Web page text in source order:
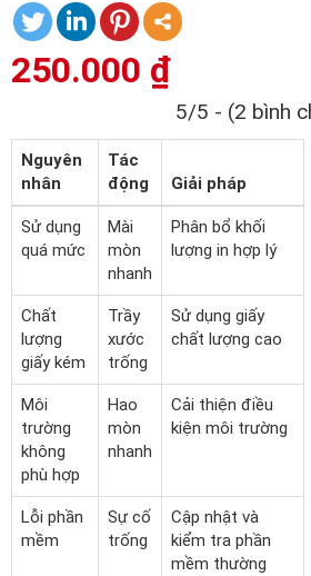
250.000 ₫
5/5 - (2 bình
Nguyên
nhân
Tác
động
Giải pháp
Sử dụng
quá mức
Mài
mòn
nhanh
Phân bổ khối
lượng in hợp lý
Chất
lượng
giấy kém
Trầy
xước
trống
Sử dụng giấy
chất lượng cao
Môi
trường
không
phù hợp
Hao
mòn
nhanh
Cải thiện điều
kiện môi trường
Lỗi phần
mềm
Sự cố
trống
Cập nhật và
kiểm tra phần
mềm thường